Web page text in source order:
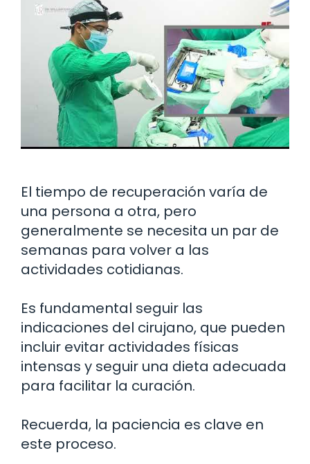
El tiempo de recuperación varía de
una persona a otra, pero
generalmente se necesita un par de
semanas para volver a las
actividades cotidianas.
Es fundamental seguir las
indicaciones del cirujano, que pueden
incluir evitar actividades físicas
intensas y seguir una dieta adecuada
para facilitar la curación.
Recuerda, la paciencia es clave en
este proceso.